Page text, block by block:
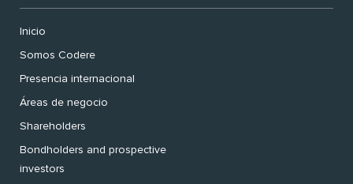
Inicio
Somos Codere
Presencia internacional
Áreas de negocio
Shareholders
Bondholders and prospective
investors